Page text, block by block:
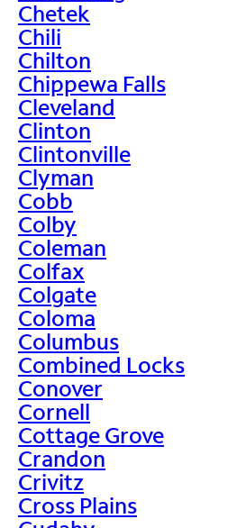
Chetek
Chili
Chilton
Chippewa Falls
Cleveland
Clinton
Clintonville
Clyman
Cobb
Colby
Coleman
Colfax
Colgate
Coloma
Columbus
Combined Locks
Conover
Cornell
Cottage Grove
Crandon
Crivitz
Cross Plains